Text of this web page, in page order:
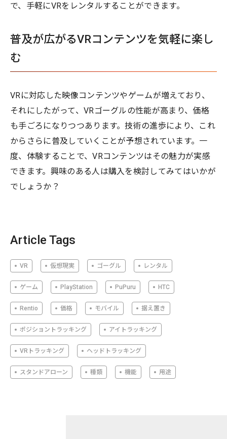
で、手軽にVRをレンタルすることができます。
普及が広がるVRコンテンツを気軽に楽し
む
VRに対応した映像コンテンツやゲームが増えており、
それにしたがって、VRゴーグルの性能が高まり、価格
も手ごろになりつつあります。技術の進歩により、これ
からさらに普及していくことが予想されています。一
度、体験することで、VRコンテンツはその魅力が実感
できます。興味のある人は購入を検討してみてはいかが
でしょうか？
Article Tags
VR 仮想現実 ゴーグル レンタル
ゲーム PlayStation PuPuru HTC
Rentio 価格 モバイル 据え置き
ポジショントラッキング アイトラッキング
VRトラッキング ヘッドトラッキング
スタンドアローン 種類 機能 用途